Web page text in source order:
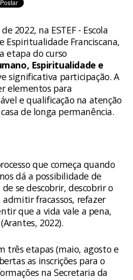
2022, na ESTEF - Escola
Espiritualidade Franciscana,
etapa do curso
Espiritualidade e
significativa participação. A
elementos para
e qualificação na atenção
de longa permanência.
que começa quando
dá a possibilidade de
se descobrir, descobrir o
fracassos, refazer
que a vida vale a pena,
2022).
três etapas (maio, agosto e
as inscrições para o
na Secretaria da